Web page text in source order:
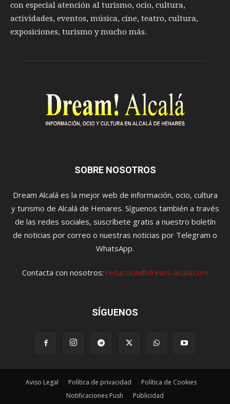
con especial atención al turismo, ocio, cultura,
actividades, eventos, música, cine, teatro, cultura,
exposiciones, turismo y mucho más.
SOBRE NOSOTROS
Dream Alcalá es la mejor web de información, ocio, cultura
y turismo de Alcalá de Henares. Síguenos también a través
de las redes sociales, suscríbete gratis a nuestro boletín
de noticias por correo o nuestras noticias por Telegram o
WhatsApp.
Contacta con nosotros: redaccion@dream-alcala.com
SÍGUENOS
Aviso Legal Política de privacidad
Política de Cookies
Notificaciones Push
Publicidad